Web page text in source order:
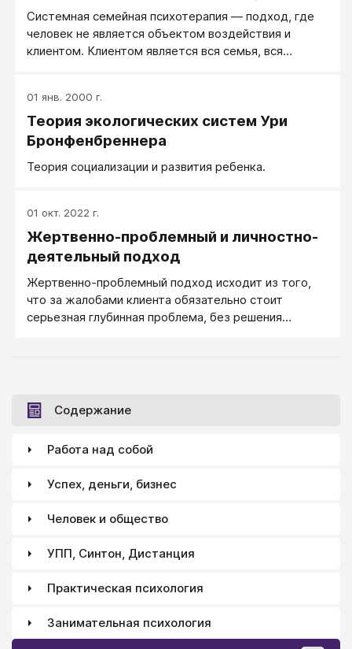
Системная семейная психотерапия — подход, где
человек не является объектом воздействия и
клиентом. Клиентом является вся семья, вся
01 янв. 2000 г.
Теория экологических систем Ури
Бронфенбреннера
Теория социализации и развития ребенка.
01 окт. 2022 г.
Жертвенно-проблемный и личностно-
деятельный подход
Жертвенно-проблемный подход исходит из того,
что за жалобами клиента обязательно стоит
серьезная глубинная проблема, без решения
Содержание
Работа над собой
Успех, деньги, бизнес
Человек и общество
УПП, Синтон, Дистанция
Практическая психология
Занимательная психология